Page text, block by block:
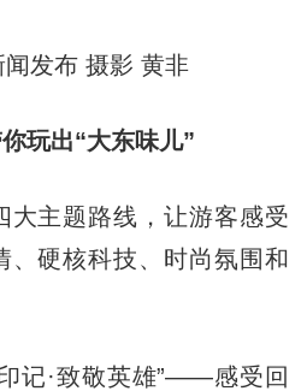
发布 摄影 黄非
出“大东味儿”
主题路线，让游客感受
、硬核科技、时尚氛围和
·致敬英雄”——感受回